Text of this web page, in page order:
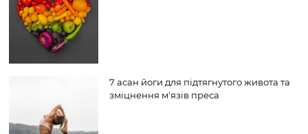
7 асан йоги для підтягнутого живота та
зміцнення м'язів преса